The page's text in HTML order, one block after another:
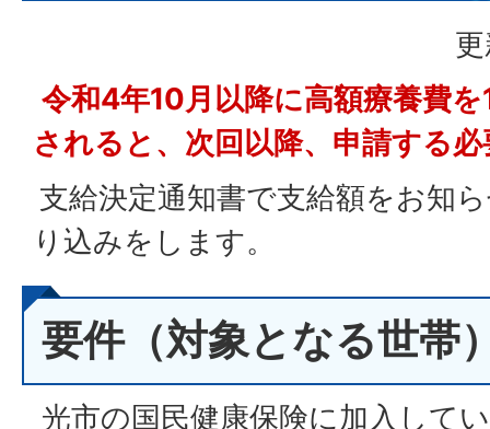
令和4年10月以降に高額療養費
されると、次回以降、申請する
支給決定通知書で支給額をお知
り込みをします。
要件（対象となる世帯
光市の国民健康保険に加入して